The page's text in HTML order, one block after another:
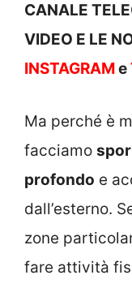
CANALE
VIDEO E LE
INSTAGRAMe
Ma perché è
facciamo
profondo e
dall’esterno.
zone
fare attività